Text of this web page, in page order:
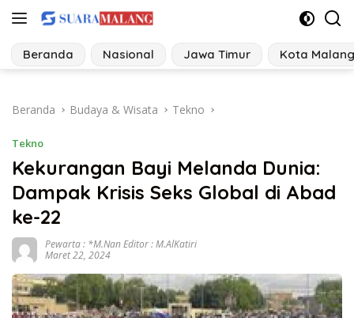
Langsung
konten
Beranda Nasional Jawa Timur Kota Malang
Beranda Budaya & Wisata Tekno
Tekno
Kekurangan Bayi Melanda Dunia:
Dampak Krisis Seks Global di Abad
ke-22
Pewarta : *M.Nan Editor : M.AlKatiri
Maret 22, 2024